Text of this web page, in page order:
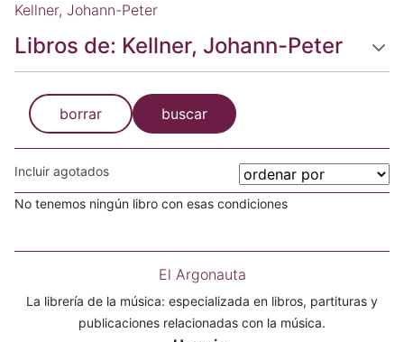
Kellner, Johann-Peter
Libros de: Kellner, Johann-Peter
borrar buscar
Incluir agotados
No tenemos ningún libro con esas condiciones
El Argonauta
La librería de la música: especializada en libros, partituras y
publicaciones relacionadas con la música.